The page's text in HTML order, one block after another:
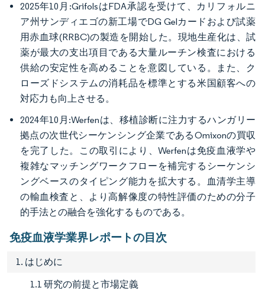
2025年10月:GrifolsはFDA承認を受けて、カリフォルニ
ア州サンディエゴの新工場でDG Gelカードおよび試薬
用赤血球(RRBC)の製造を開始した。現地生産化は、試
薬が最大の支出項目である大量ルーチン検査における
供給の安定性を高めることを意図している。また、ク
ローズドシステムの消耗品を標準とする米国顧客への
対応力も向上させる。
2024年10月:Werfenは、移植診断に注力するハンガリー
拠点の次世代シーケンシング企業であるOmixonの買収
を完了した。この取引により、Werfenは免疫血液学や
複雑なマッチングワークフローを補完するシーケンシ
ングベースのタイピング能力を拡大する。血清学主導
の輸血検査と、より高解像度の特性評価のための分子
的手法との融合を強化するものである。
免疫血液学業界レポートの目次
1. はじめに
1.1 研究の前提と市場定義